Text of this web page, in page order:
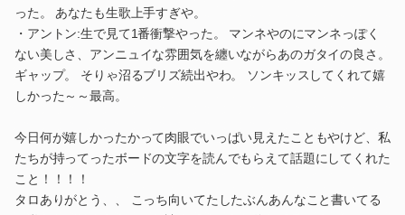
った。 あなたも生歌上手すぎや。
・アントン:生で見て1番衝撃やった。 マンネやのにマンネっぽく
ない美しさ、アンニュイな雰囲気を纏いながらあのガタイの良さ。
ギャップ。 そりゃ沼るブリズ続出やわ。 ソンキッスしてくれて嬉
しかった～～最高。
今日何が嬉しかったかって肉眼でいっぱい見えたこともやけど、私
たちが持ってったボードの文字を読んでもらえて話題にしてくれた
こと！！！！
タロありがとう、、 こっち向いてたしたぶんあんなこと書いてる